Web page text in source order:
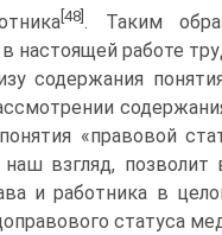
[48] . Таким
настоящей работе
содержания
«правовой
взгляд,
и работника в
статуса